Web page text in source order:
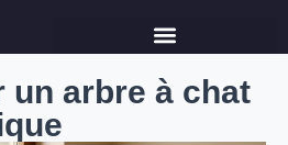
un arbre à chat